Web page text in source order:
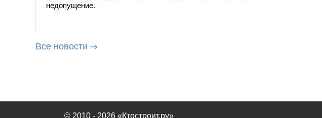
недопущение.
Все новости
© 2010 - 2026 «Ктостроит.ру»